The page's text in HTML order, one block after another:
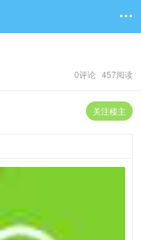

0评论 457阅读
关注楼主